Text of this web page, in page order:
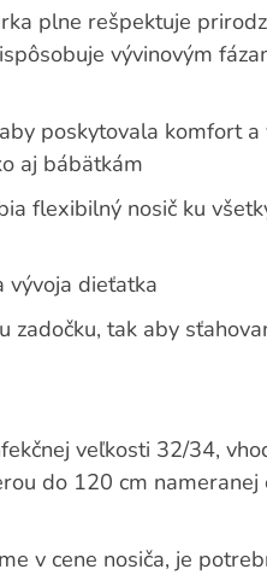
plne rešpektuje
vývinovým
poskytovala komfort a
aj bábätkám
flexibilný nosič ku
vývoja dieťatka
zadočku, tak aby
veľkosti 32/34,
do 120 cm nameranej
v cene nosiča, je